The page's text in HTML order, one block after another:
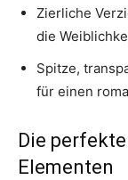
Zierliche
die
Spitze,
für einen
Die
Elementen